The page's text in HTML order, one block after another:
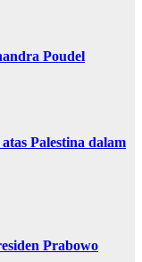
Poudel
Palestina dalam
Prabowo